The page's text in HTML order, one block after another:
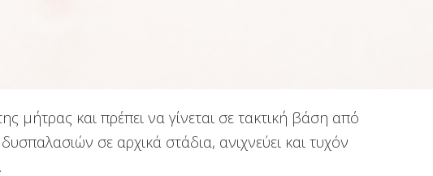
μήτρας και πρέπει να γίνεται σε τακτική βάση από
σε αρχικά στάδια, ανιχνεύει και τυχόν